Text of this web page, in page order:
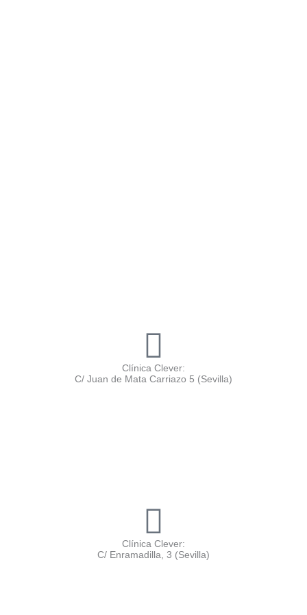
Clínica Clever:
C/ Juan de Mata Carriazo 5 (Sevilla)
Clínica Clever:
C/ Enramadilla, 3 (Sevilla)